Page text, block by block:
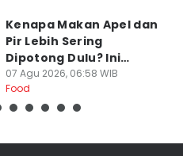
Kenapa Makan Apel dan
Pir Lebih Sering
Dipotong Dulu? Ini
Alasannya
07 Agu 2026, 06:58 WIB
Food